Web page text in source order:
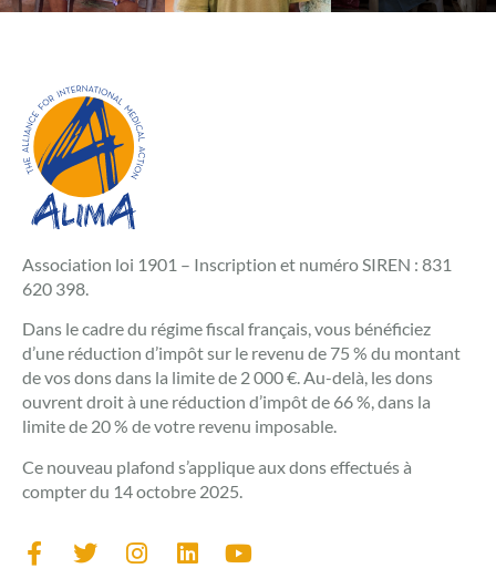
Association loi 1901 – Inscription et numéro SIREN : 831
620 398.
Dans le cadre du régime fiscal français, vous bénéficiez
d’une réduction d’impôt sur le revenu de 75 % du montant
de vos dons dans la limite de 2 000 €. Au-delà, les dons
ouvrent droit à une réduction d’impôt de 66 %, dans la
limite de 20 % de votre revenu imposable.
Ce nouveau plafond s’applique aux dons effectués à
compter du 14 octobre 2025.